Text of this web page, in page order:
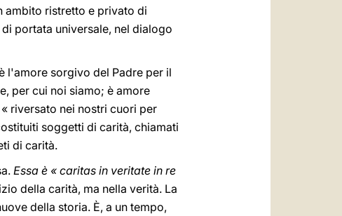
ambito ristretto e privato di
portata universale, nel dialogo
l'amore sorgivo del Padre per il
per cui noi siamo; è amore
« riversato nei nostri cuori per
soggetti di carità, chiamati
di carità.
Essa è « caritas in veritate in re
della carità, ma nella verità. La
della storia. È, a un tempo,